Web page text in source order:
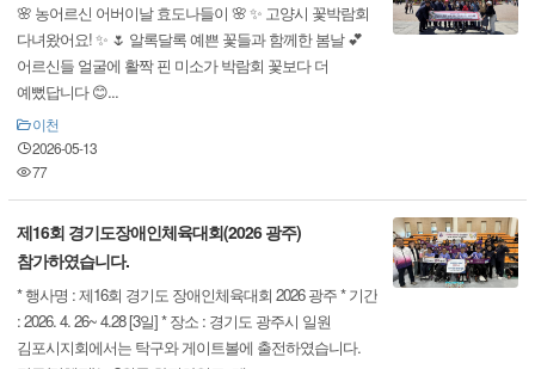
🌸 농어르신 어버이날 효도나들이 🌸 ✨ 고양시 꽃박람회
다녀왔어요! ✨ 🌷 알록달록 예쁜 꽃들과 함께한 봄날 💕
어르신들 얼굴에 활짝 핀 미소가 박람회 꽃보다 더
예뻤답니다 😊...
이천
2026-05-13
77
제16회 경기도장애인체육대회(2026 광주)
참가하였습니다.
* 행사명 : 제16회 경기도 장애인체육대회 2026 광주 * 기간
: 2026. 4. 26~ 4.28 [3일] * 장소 : 경기도 광주시 일원
김포시지회에서는 탁구와 게이트볼에 출전하였습니다.